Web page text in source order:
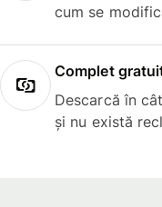
cum se
Complet
Descarcă în
și nu există